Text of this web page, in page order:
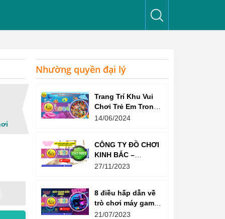
Nhường quyền đại lý
Trang Trí Khu Vui
Chơi Trẻ Em Trong
Nhà Như Thế Nào
14/06/2024
CÔNG TY ĐỒ CHƠI
KINH BẮC –
CHỨNG CHỈ ISO
27/11/2023
8 điều hấp dẫn về
trò chơi máy game
bắn súng
21/07/2023